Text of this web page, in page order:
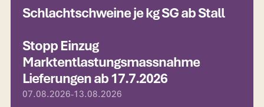
Schlachtschweine je kg SG ab Stall
Stopp Einzug
Marktentlastungsmassnahme
Lieferungen ab 17.7.2026
07.08.2026-13.08.2026